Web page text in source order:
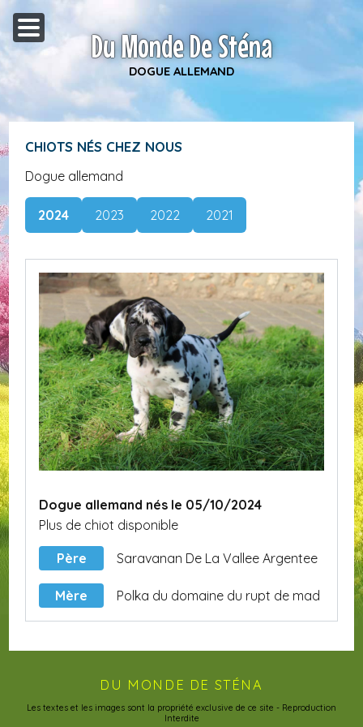
Du Monde De Sténa
DOGUE ALLEMAND
CHIOTS NÉS CHEZ NOUS
Dogue allemand
2024 2023 2022 2021
Dogue allemand nés le 05/10/2024
Plus de chiot disponible
Père Saravanan De La Vallee Argentee
Mère Polka du domaine du rupt de mad
DU MONDE DE STÉNA
Les textes et les images sont la propriété exclusive de ce site - Reproduction
Interdite